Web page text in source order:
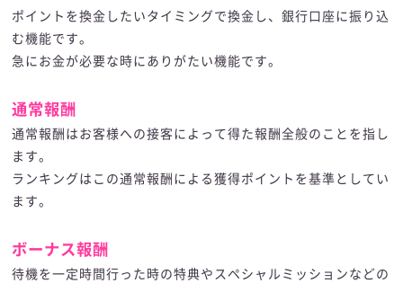
ポイントを換金したいタイミングで換金し、銀行口座に振り込
む機能です。
急にお金が必要な時にありがたい機能です。
通常報酬
通常報酬はお客様への接客によって得た報酬全般のことを指し
ます。
ランキングはこの通常報酬による獲得ポイントを基準としてい
ます。
ボーナス報酬
待機を一定時間行った時の特典やスペシャルミッションなどの